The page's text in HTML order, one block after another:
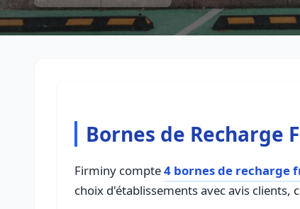
Bornes de Recharge
Firminy compte4 bornes de recharge
choix d'établissements avec avis clients,